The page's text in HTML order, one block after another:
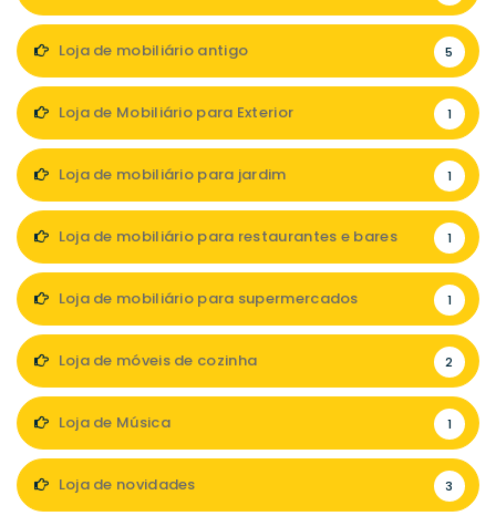
Loja de mobiliário antigo 5
Loja de Mobiliário para Exterior 1
Loja de mobiliário para jardim 1
Loja de mobiliário para restaurantes e bares 1
Loja de mobiliário para supermercados 1
Loja de móveis de cozinha 2
Loja de Música 1
Loja de novidades 3